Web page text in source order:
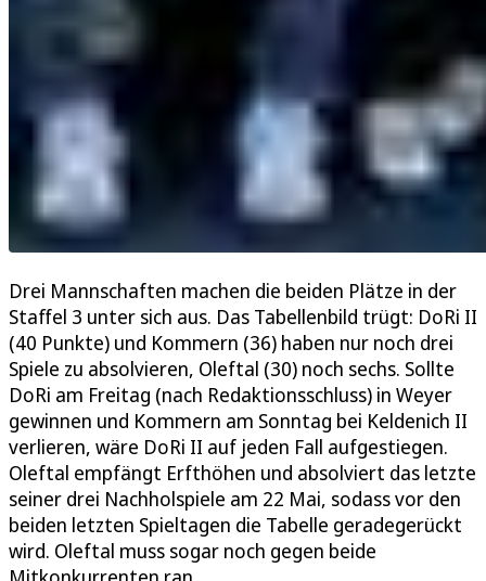
Drei Mannschaften machen die beiden Plätze in der
Staffel 3 unter sich aus. Das Tabellenbild trügt: DoRi II
(40 Punkte) und Kommern (36) haben nur noch drei
Spiele zu absolvieren, Oleftal (30) noch sechs. Sollte
DoRi am Freitag (nach Redaktionsschluss) in Weyer
gewinnen und Kommern am Sonntag bei Keldenich II
verlieren, wäre DoRi II auf jeden Fall aufgestiegen.
Oleftal empfängt Erfthöhen und absolviert das letzte
seiner drei Nachholspiele am 22 Mai, sodass vor den
beiden letzten Spieltagen die Tabelle geradegerückt
wird. Oleftal muss sogar noch gegen beide